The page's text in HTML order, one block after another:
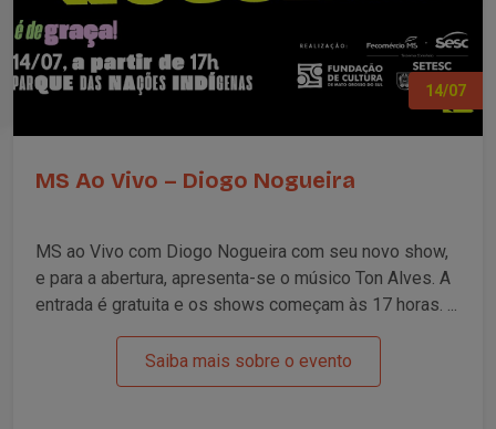
14/07
MS Ao Vivo – Diogo Nogueira
MS ao Vivo com Diogo Nogueira com seu novo show,
e para a abertura, apresenta-se o músico Ton Alves. A
entrada é gratuita e os shows começam às 17 horas. ...
Saiba mais sobre o evento